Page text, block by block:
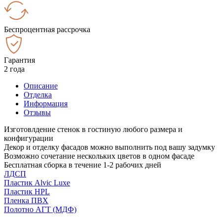
Беспроцентная рассрочка
Гарантия
2 года
Описание
Отделка
Информация
Отзывы
Изготовлдение стенок в гостиную любого размера и
конфигурации
Декор и отделку фасадов можно выполнить под вашу задумку
Возможно сочетание нескольких цветов в одном фасаде
Бесплатная сборка в течение 1-2 рабочих дней
ЛДСП
Пластик Alvic Luxe
Пластик HPL
Пленка ПВХ
Полотно АГТ (МДФ)